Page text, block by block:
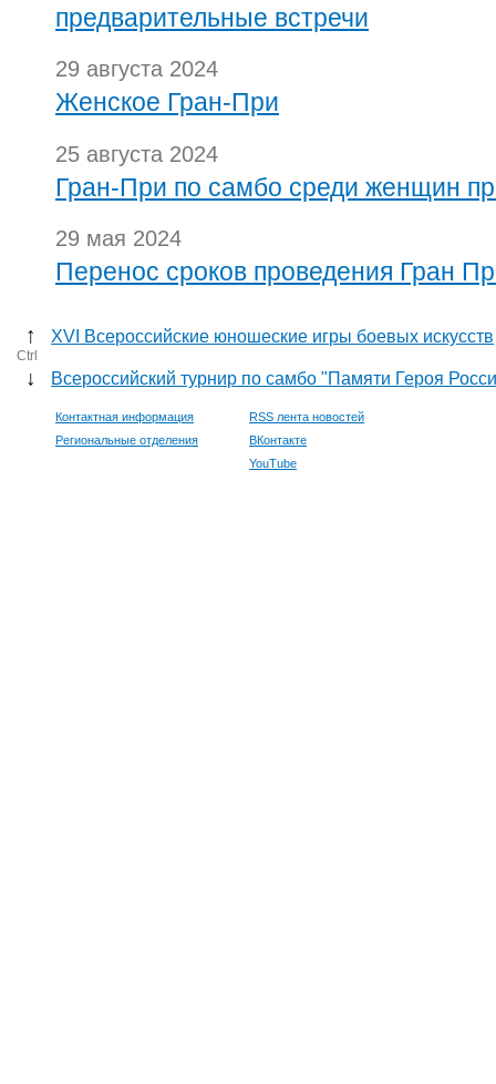
предварительные встречи
29 августа 2024
Женское Гран-При
25 августа 2024
Гран-При по самбо среди женщин
29 мая 2024
Перенос сроков проведения Гран
↑ XVI Всероссийские юношеские игры боевых искусств
Ctrl
↓ Всероссийский турнир по самбо "Памяти Героя
Контактная информация
Региональные отделения
RSS лента новостей
ВКонтакте
YouTube